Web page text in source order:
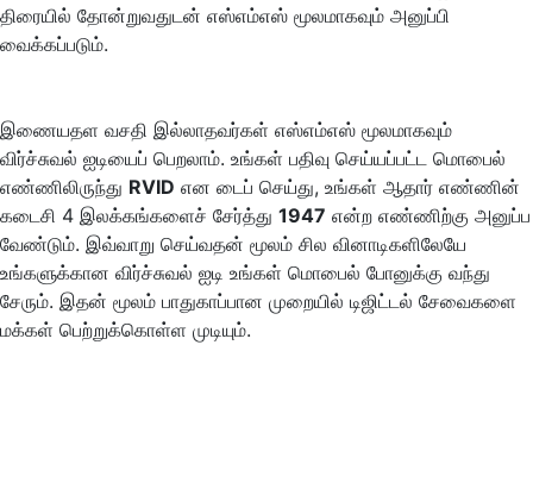
திரையில் தோன்றுவதுடன் எஸ்எம்எஸ் மூலமாகவும் அனுப்பி
வைக்கப்படும்.
இணையதள வசதி இல்லாதவர்கள் எஸ்எம்எஸ் மூலமாகவும்
விர்ச்சுவல் ஐடியைப் பெறலாம். உங்கள் பதிவு செய்யப்பட்ட மொபைல்
எண்ணிலிருந்து RVID என டைப் செய்து, உங்கள் ஆதார் எண்ணின்
கடைசி 4 இலக்கங்களைச் சேர்த்து 1947 என்ற எண்ணிற்கு அனுப்ப
வேண்டும். இவ்வாறு செய்வதன் மூலம் சில வினாடிகளிலேயே
உங்களுக்கான விர்ச்சுவல் ஐடி உங்கள் மொபைல் போனுக்கு வந்து
சேரும். இதன் மூலம் பாதுகாப்பான முறையில் டிஜிட்டல் சேவைகளை
மக்கள் பெற்றுக்கொள்ள முடியும்.